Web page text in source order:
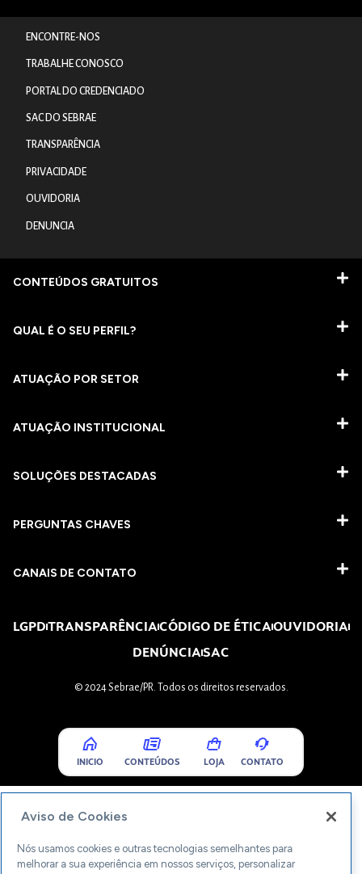
ENCONTRE-NOS
TRABALHE CONOSCO
PORTAL DO CREDENCIADO
SAC DO SEBRAE
TRANSPARÊNCIA
PRIVACIDADE
OUVIDORIA
DENUNCIA
CONTEÚDOS GRATUITOS
QUAL É O SEU PERFIL?
ATUAÇÃO POR SETOR
ATUAÇÃO INSTITUCIONAL
SOLUÇÕES DESTACADAS
PERGUNTAS CHAVES​
CANAIS DE CONTATO
LGPDTRANSPARÊNCIACÓDIGO DE ÉTICAOUVIDORIA
DENÚNCIASAC
© 2024 Sebrae/PR. Todos os direitos reservados.
INICIO CONTEÚDOS LOJA CONTATO
Aviso de Cookies
Nós usamos cookies e outras tecnologias semelhantes para
melhorar a sua experiência em nossos serviços, personalizar